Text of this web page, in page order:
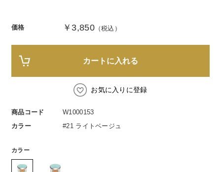
CNP Laboratory（国内正規品）
PLACENTIST
PURE’D 100 PERFECTION
価格 ￥3,850（税込）
カートに入れる
お気に入りに登録
商品コード
W1000153
カラー
#21 ライトベージュ
カラー